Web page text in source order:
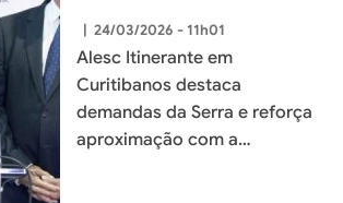
| 24/03/2026 - 11h01
Alesc Itinerante em
Curitibanos destaca
demandas da Serra e reforça
aproximação com a